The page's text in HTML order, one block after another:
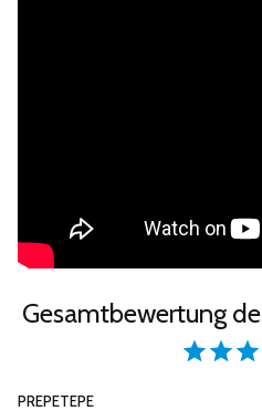
Gesamtbewertung
PREPETEPE